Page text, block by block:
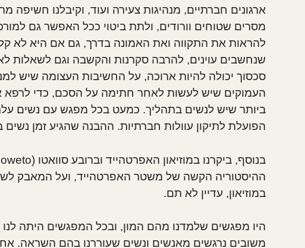
ארגונים חברתיים, מנהיגות צעירה ועוד, וקיבלנו
מסרים שטוחים וורודים, ולתת ביטוי ככל האפשר גם
להראות את התקווה ואת האמונה בדרך, גם אם היא לא
שנחשבים עוינים, להרבה סקרנות והקשבה וגם לשאלות
סכסוך יכולה להיות ארוכה, על החשיבות העצומה שיש
העמוקים שיש לעשות לאחרחתימה על הסכם, כדי לרפא
ביותר שיש לנשים בתהליך. כמעט בכל מפגש עם נשים
הפועלת לתיקון עוולות חברתיות. ההבנה שהגיע זמן
ההיסטוריה הקשה של משטר האפרטהייד, ועל המאבק
במוזיאון, עדיין לא תם.
היו מפגשים שלמדנו מהם המון, ובכל המפגשים היתה
משובים נרגשים מאנשים ונשים שעוררנו בהם השראה.